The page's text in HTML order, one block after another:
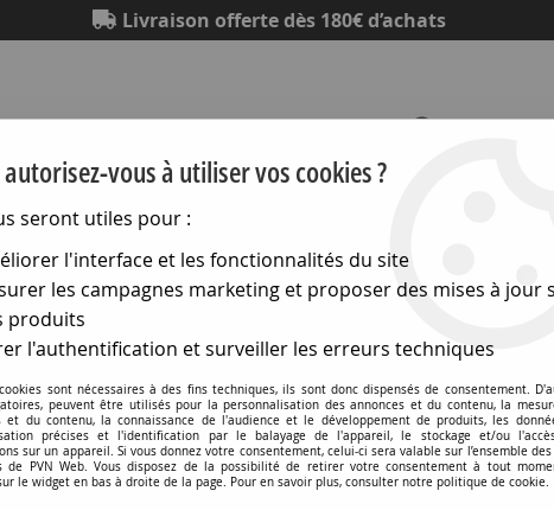
Livraison offerte dès 180€ d’achats
>Lampes médicales>Lampes d'examen >Pour
Lampe type heine 069 2,5v
Soyez le premier à donner
vous à utiliser vos cookies ?
seront utiles pour :
l'interface et les fonctionnalités du site
les campagnes marketing et proposer des mises à jour
produits
l'authentification et surveiller les erreurs techniques
sont nécessaires à des fins techniques, ils sont donc dispensés de consentement.
peuvent être utilisés pour la personnalisation des annonces et du contenu, la
et du contenu, la connaissance de l'audience et le développement de produits, les
précises et l'identification par le balayage de l'appareil, le stockage et/ou
sur un appareil. Si vous donnez votre consentement, celui-ci sera valable sur l’ensemble des
de PVN Web. Vous disposez de la possibilité de retirer votre consentement à tout
le widget en bas à droite de la page. Pour en savoir plus, consulter notre politique de cookie.